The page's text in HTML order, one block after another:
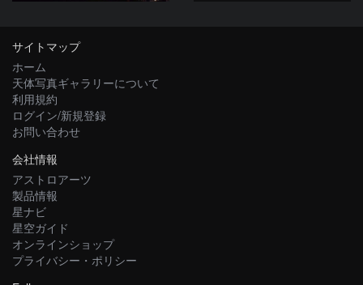
サイトマップ
ホーム
天体写真ギャラリーについて
利用規約
ログイン/新規登録
お問い合わせ
会社情報
アストロアーツ
製品情報
星ナビ
星空ガイド
オンラインショップ
プライバシー・ポリシー